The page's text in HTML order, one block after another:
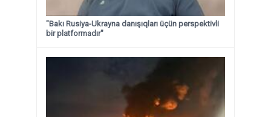
"Bakı Rusiya-Ukrayna danışıqları üçün perspektivli
bir platformadır"